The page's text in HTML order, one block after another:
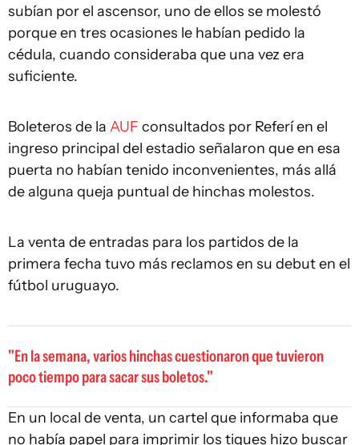
subían por el ascensor, uno de ellos se molestó
porque en tres ocasiones le habían pedido la
cédula, cuando consideraba que una vez era
suficiente.
Boleteros de la AUF consultados por Referí en el
ingreso principal del estadio señalaron que en esa
puerta no habían tenido inconvenientes, más allá
de alguna queja puntual de hinchas molestos.
La venta de entradas para los partidos de la
primera fecha tuvo más reclamos en su debut en el
fútbol uruguayo.
En la semana, varios hinchas cuestionaron que tuvieron
poco tiempo para sacar sus boletos.
En un local de venta, un cartel que informaba que
no había papel para imprimir los tiques hizo buscar